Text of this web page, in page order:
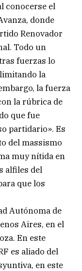
conocerse el
donde
Renovador
Todo un
fuerzas lo
la
la fuerza
la rúbrica de
que fue
partidario». Es
del massismo
muy nítida en
alfiles del
que los
Autónoma de
Aires, en el
En este
es aliado del
en este